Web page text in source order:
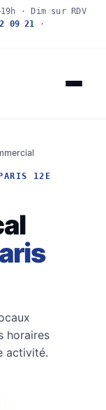
· Dim sur RDV
09 21 ·
12E
horaires
activité.